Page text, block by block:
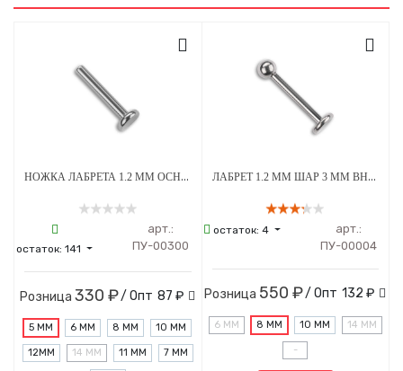
НОЖКА ЛАБРЕТА 1.2 ММ ОСНОВАНИЕ 3 ММ ВНУТРЕННЯЯ РЕЗЬБА ТИТАН
остаток:141
арт.:
ПУ-00300
Розница330 ₽/ Опт 87 ₽
5 ММ 6 ММ 8 ММ 10 ММ
12MM 14 ММ 11 ММ 7 ММ
ЛАБРЕТ 1.2 ММ ШАР 3 ММ ВНУТРЕННЯЯ РЕЗЬБА ТИТАН
остаток:4
арт.:
ПУ-00004
Розница 550 ₽/ Опт 132 ₽
6 ММ 8 ММ 10 ММ 14 ММ
-